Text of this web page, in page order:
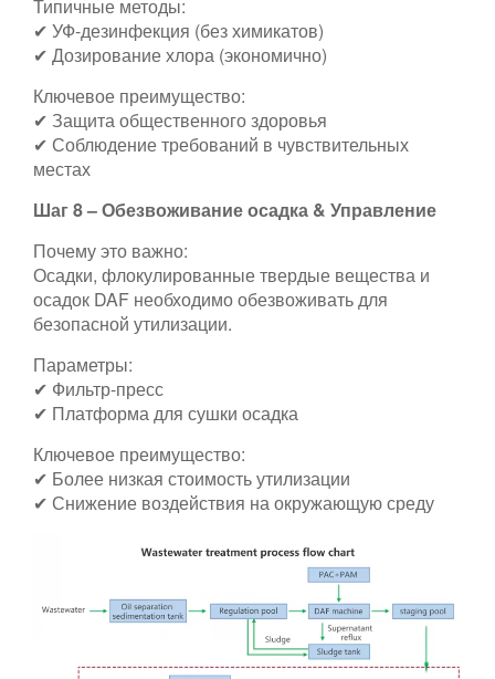
Типичные методы:
✔ УФ-дезинфекция (без химикатов)
✔ Дозирование хлора (экономично)
Ключевое преимущество:
✔ Защита общественного здоровья
✔ Соблюдение требований в чувствительных
местах
Шаг 8 – Обезвоживание осадка & Управление
Почему это важно:
Осадки, флокулированные твердые вещества и
осадок DAF необходимо обезвоживать для
безопасной утилизации.
Параметры:
✔ Фильтр-пресс
✔ Платформа для сушки осадка
Ключевое преимущество:
✔ Более низкая стоимость утилизации
✔ Снижение воздействия на окружающую среду